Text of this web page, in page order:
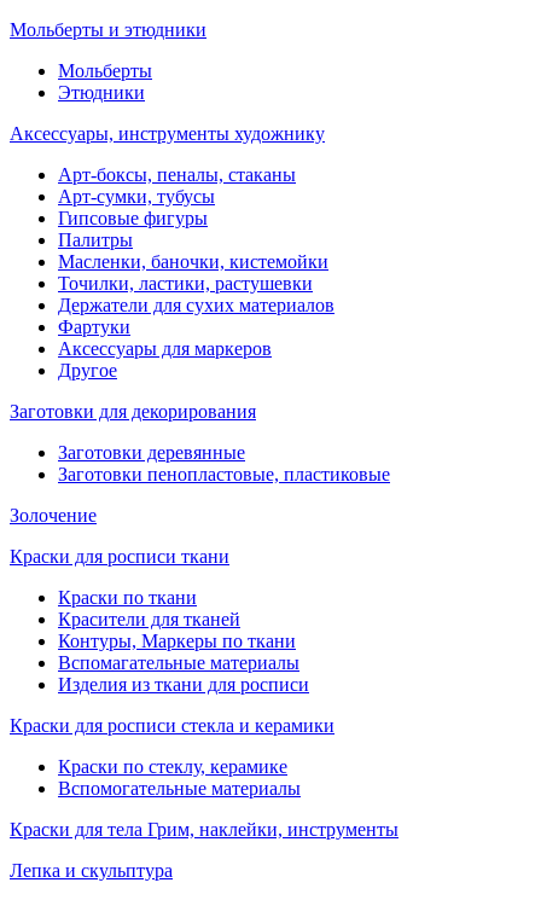
Мольберты и этюдники
Мольберты
Этюдники
Аксессуары, инструменты художнику
Арт-боксы, пеналы, стаканы
Арт-сумки, тубусы
Гипсовые фигуры
Палитры
Масленки, баночки, кистемойки
Точилки, ластики, растушевки
Держатели для сухих материалов
Фартуки
Аксессуары для маркеров
Другое
Заготовки для декорирования
Заготовки деревянные
Заготовки пенопластовые, пластиковые
Золочение
Краски для росписи ткани
Краски по ткани
Красители для тканей
Контуры, Маркеры по ткани
Вспомагательные материалы
Изделия из ткани для росписи
Краски для росписи стекла и керамики
Краски по стеклу, керамике
Вспомогательные материалы
Краски для тела Грим, наклейки, инструменты
Лепка и скульптура